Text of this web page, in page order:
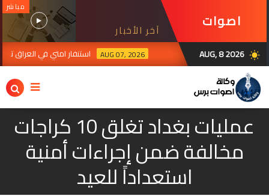
اصوات
برس
آخر الأخبار
مباشر
wb_sunny
AUG, 8 2026
AUG 07, 2026 استنفار امتي في العراق ترقبا لرد
عمليات بغداد تغلق 10 كراجات
مخالفة ضمن إجراءات أمنية
استعداداً للعيد